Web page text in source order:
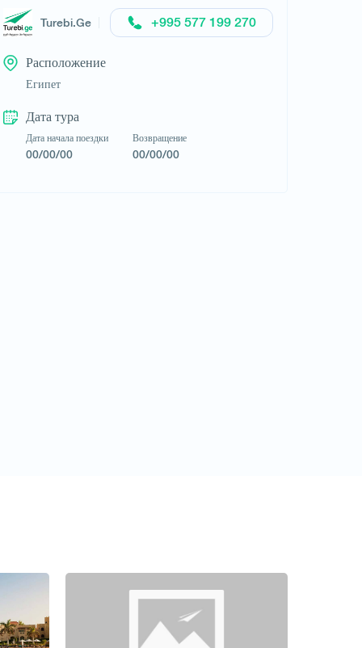
Turebi.Ge +995 577 199 270
Расположение
Египет
Дата тура
Дата начала поездки
00/00/00
Возвращение
00/00/00